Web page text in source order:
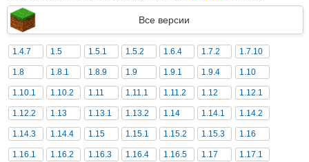
Все версии
1.4.7 1.5 1.5.1 1.5.2 1.6.4 1.7.2 1.7.10
1.8 1.8.1 1.8.9 1.9 1.9.1 1.9.4 1.10
1.10.1 1.10.2 1.11 1.11.1 1.11.2 1.12 1.12.1
1.12.2 1.13 1.13.1 1.13.2 1.14 1.14.1 1.14.2
1.14.3 1.14.4 1.15 1.15.1 1.15.2 1.15.3 1.16
1.16.1 1.16.2 1.16.3 1.16.4 1.16.5 1.17 1.17.1